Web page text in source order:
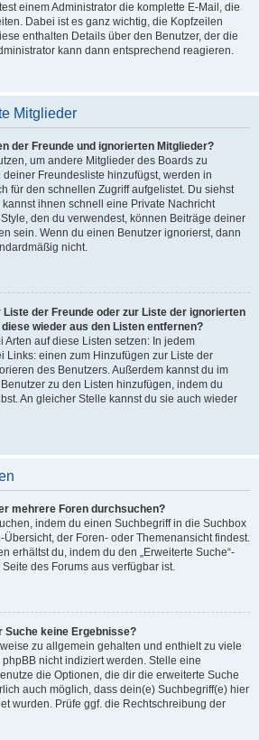
einem Administrator die komplette E-Mail, die
Dabei ist es ganz wichtig, die Kopfzeilen
enthalten Details über den Benutzer, der die
kann dann entsprechend reagieren.
Mitglieder
der Freunde und ignorierten Mitglieder?
um andere Mitglieder des Boards zu
Freundesliste hinzufügst, werden in
für den schnellen Zugriff aufgelistet. Du siehst
ihnen schnell eine Private Nachricht
den du verwendest, können Beiträge deiner
sein. Wenn du einen Benutzer ignorierst, dann
nicht.
der Freunde oder zur Liste der ignorierten
wieder aus den Listen entfernen?
Arten auf diese Listen setzen: In jedem
Links: einen zum Hinzufügen zur Liste der
des Benutzers. Außerdem kannst du im
zu den Listen hinzufügen, indem du
An gleicher Stelle kannst du sie auch wieder
mehrere Foren durchsuchen?
indem du einen Suchbegriff in die Suchbox
der Foren- oder Themenansicht findest.
erhältst du, indem du den „Erweiterte Suche“-
des Forums aus verfügbar ist.
Suche keine Ergebnisse?
zu allgemein gehalten und enthielt zu viele
nicht indiziert werden. Stelle eine
die Optionen, die dir die erweiterte Suche
auch möglich, dass dein(e) Suchbegriff(e) hier
wurden. Prüfe ggf. die Rechtschreibung der